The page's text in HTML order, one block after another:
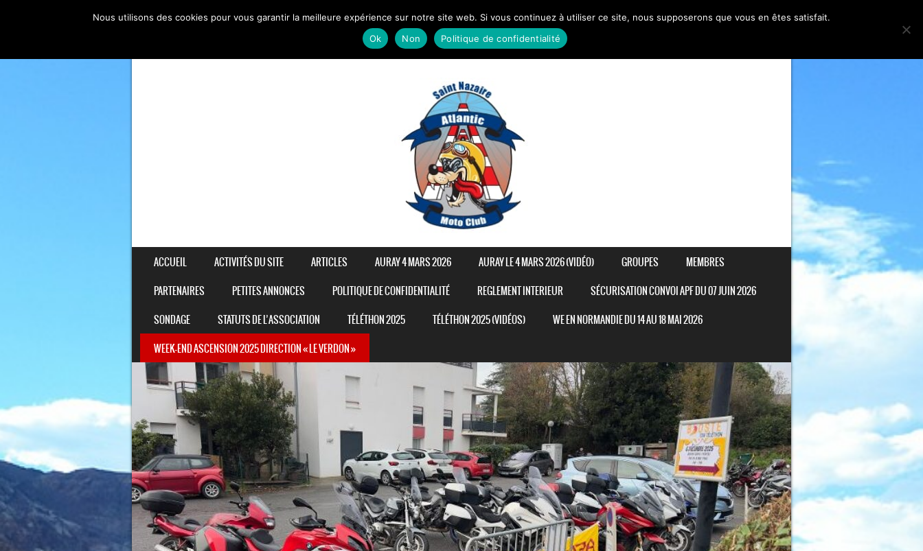
MENU
SKIP TO CONTENT
ACCUEIL ACTIVITÉS DU SITE ARTICLES AURAY 4 MARS 2026 AURAY LE 4 MARS 2026 (VIDÉO) GROUPES
MEMBRES
PARTENAIRES
PETITES ANNONCES POLITIQUE DE CONFIDENTIALITÉ REGLEMENT INTERIEUR
SÉCURISATION CONVOI APF DU 07 JUIN 2026
SONDAGE
STATUTS DE L’ASSOCIATION TÉLÉTHON 2025 TÉLÉTHON 2025 (VIDÉOS)
WE EN NORMANDIE DU 14 AU 18 MAI 2026
WEEK-END ASCENSION 2025 DIRECTION « LE VERDON »
Nous utilisons des cookies pour vous garantir la meilleure expérience sur notre site web. Si vous continuez à utiliser ce site, nous supposerons que vous en êtes satisfait.
Ok
Non Politique de confidentialité